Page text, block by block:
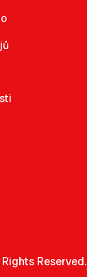
Reserved.